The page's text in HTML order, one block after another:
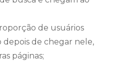
de usuários
depois de chegar nele,
páginas;